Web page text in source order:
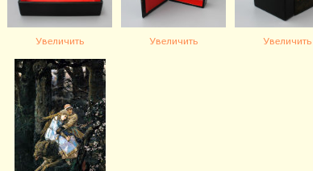
Увеличить
Увеличить Увеличить